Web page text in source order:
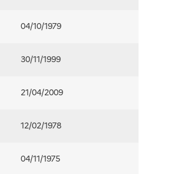
04/10/1979
30/11/1999
21/04/2009
12/02/1978
04/11/1975